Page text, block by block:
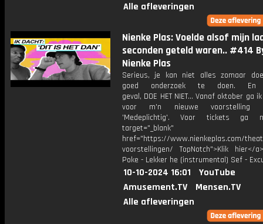
Alle afleveringen
Nienke Plas: Voelde alsof mijn
seconden geteld waren.. #414
Nienke Plas
Serieus, je kan niet alles zomaar
goed onderzoek te doen.
geval, DOE HET NIET… Vanaf oktober ga
voor m'n nieuwe voorstelling
'Medeplichtig'. Voor tickets ga
target="_blank"
href="https://www.nienkeplas.com/
voorstellingen/ TopNotch">Klik hier</
Poke - Lekker he (instrumental) Sef -
10-10-2024 16:01
YouTube
Amusement.TV
Mensen.TV
Alle afleveringen